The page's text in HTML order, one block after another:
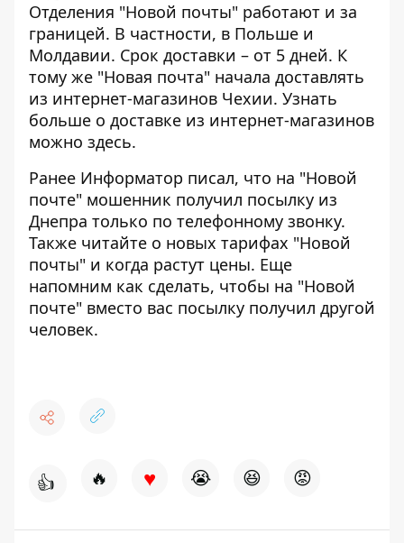
Отделения "Новой почты" работают и за
границей. В частности, в Польше и
Молдавии. Срок доставки – от 5 дней. К
тому же "Новая почта" начала доставлять
из интернет-магазинов Чехии. Узнать
больше о доставке из интернет-магазинов
можно здесь.
Ранее Информатор писал, что на "Новой
почте" мошенник получил посылку из
Днепра только по телефонному звонку.
Также читайте о новых тарифах "Новой
почты" и когда растут цены. Еще
напомним как сделать, чтобы на "Новой
почте" вместо вас посылку получил другой
человек.
👍 🔥 ♥ 😭 😆 😡